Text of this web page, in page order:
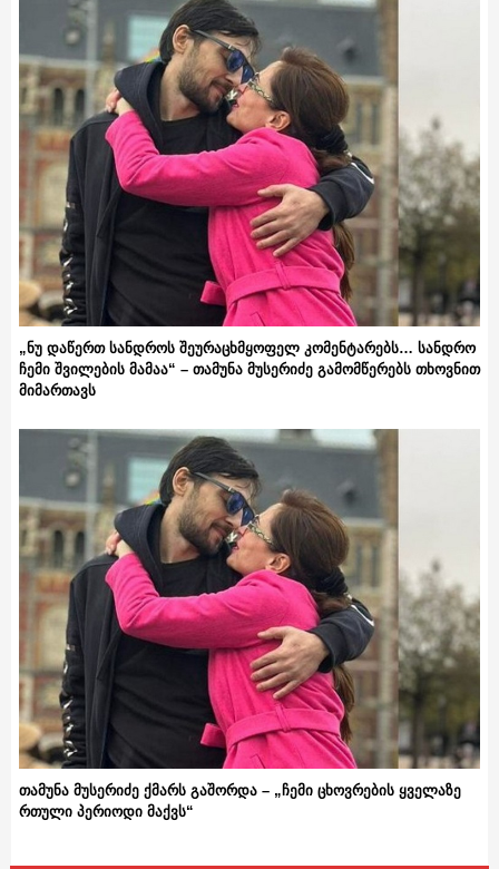
„ნუ დაწერთ სანდროს შეურაცხმყოფელ კომენტარებს… სანდრო
ჩემი შვილების მამაა“ – თამუნა მუსერიძე გამომწერებს თხოვნით
მიმართავს
თამუნა მუსერიძე ქმარს გაშორდა – „ჩემი ცხოვრების ყველაზე
რთული პერიოდი მაქვს“